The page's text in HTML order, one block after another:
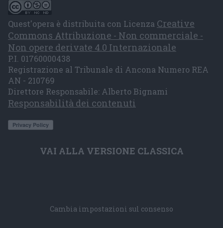
Quest'opera è distribuita con Licenza Creative
Commons Attribuzione - Non commerciale -
Non opere derivate 4.0 Internazionale
P.I. 01760000438
Registrazione al Tribunale di Ancona Numero REA
AN - 210769
Direttore Responsabile: Alberto Bignami
Responsabilità dei contenuti
VAI ALLA VERSIONE CLASSICA
Cambia impostazioni sul consenso